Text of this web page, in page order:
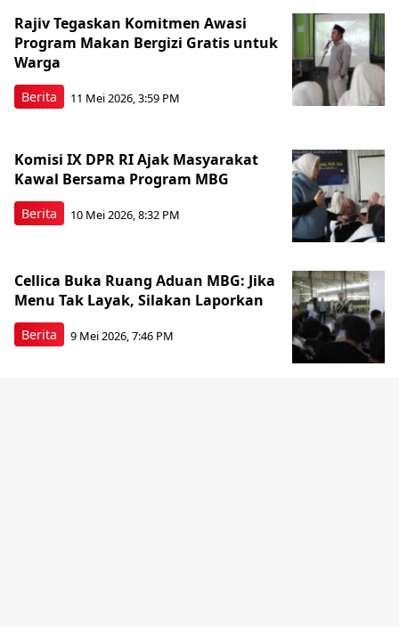
Berita
Rajiv Tegaskan Komitmen Awasi
Program Makan Bergizi Gratis untuk
Warga
11 Mei 2026, 3:59 PM
Berita
Komisi IX DPR RI Ajak Masyarakat
Kawal Bersama Program MBG
10 Mei 2026, 8:32 PM
Berita
Cellica Buka Ruang Aduan MBG: Jika
Menu Tak Layak, Silakan Laporkan
9 Mei 2026, 7:46 PM